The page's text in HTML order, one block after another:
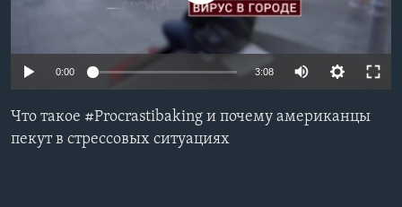
СОЦИАЛЬНЫЕ СЕТИ
0:00 3:08
Что такое #Procrastibaking и почему американцы
пекут в стрессовых ситуациях